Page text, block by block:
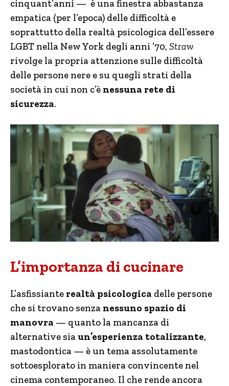
cinquant’anni — è una finestra abbastanza
empatica (per l’epoca) delle difficoltà e
soprattutto della realtà psicologica dell’essere
LGBT nella New York degli anni ’70, Straw
rivolge la propria attenzione sulle difficoltà
delle persone nere e su quegli strati della
società in cui non c’è nessuna rete di
sicurezza.
L’importanza di cucinare
L’asfissiante realtà psicologica delle persone
che si trovano senza nessuno spazio di
manovra — quanto la mancanza di
alternative siaun’esperienza totalizzante,
mastodontica — è un tema assolutamente
sottoesplorato in maniera convincente nel
cinema contemporaneo. Il che rende ancora